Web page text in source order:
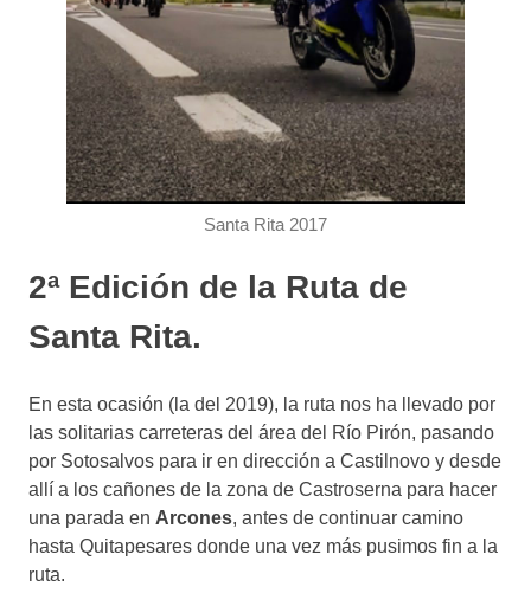
Santa Rita 2017
2ª Edición de la Ruta de
Santa Rita.
En esta ocasión (la del 2019), la ruta nos ha llevado por
las solitarias carreteras del área del Río Pirón, pasando
por Sotosalvos para ir en dirección a Castilnovo y desde
allí a los cañones de la zona de Castroserna para hacer
una parada en Arcones, antes de continuar camino
hasta Quitapesares donde una vez más pusimos fin a la
ruta.